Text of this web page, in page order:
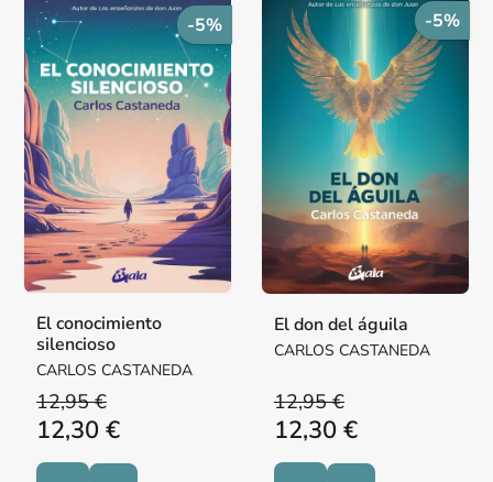
-5%
El conocimiento
silencioso
CARLOS CASTANEDA
12,95 €
12,30 €
-5%
El don del águila
CARLOS CASTANEDA
12,95 €
12,30 €